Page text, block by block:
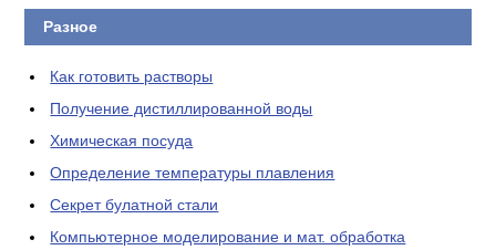
Разное
Как готовить растворы
Получение дистиллированной воды
Химическая посуда
Определение температуры плавления
Секрет булатной стали
Компьютерное моделирование и мат. обработка